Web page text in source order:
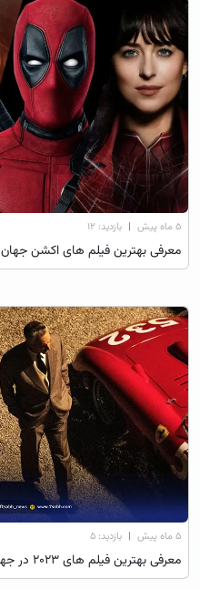
۵ ماه پیش | بازدید: 12
معرفی بهترین فیلم های اکشن جهان ۲۰۲۴
۵ ماه پیش | بازدید: 5
معرفی بهترین فیلم های 2023 در جهان